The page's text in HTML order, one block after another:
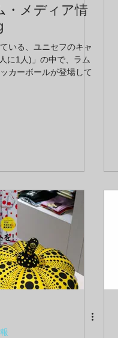
・メディア情
いる、ユニセフのキャ
に1人)」の中で、ラム
カーボールが登場して